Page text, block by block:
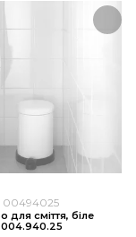
00494025
для сміття, біле
004.940.25